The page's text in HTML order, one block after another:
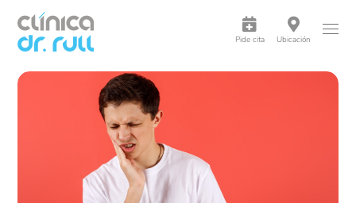
Pide cita Ubicación